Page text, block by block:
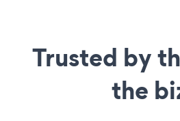
Trusted by
the